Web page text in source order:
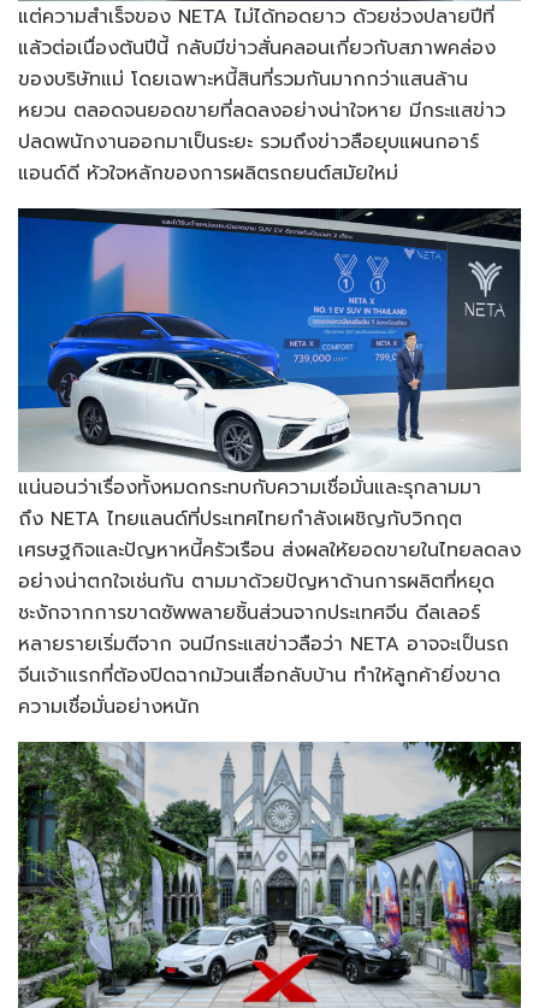
แต่ความสำเร็จของ NETA ไม่ได้ทอดยาว ด้วยช่วงปลายปีที่
แล้วต่อเนื่องต้นปีนี้ กลับมีข่าวสั่นคลอนเกี่ยวกับสภาพคล่อง
ของบริษัทแม่ โดยเฉพาะหนี้สินที่รวมกันมากกว่าแสนล้าน
หยวน ตลอดจนยอดขายที่ลดลงอย่างน่าใจหาย มีกระแสข่าว
ปลดพนักงานออกมาเป็นระยะ รวมถึงข่าวลือยุบแผนกอาร์
แอนด์ดี หัวใจหลักของการผลิตรถยนต์สมัยใหม่
แน่นอนว่าเรื่องทั้งหมดกระทบกับความเชื่อมั่นและรุกลามมา
ถึง NETA ไทยแลนด์ที่ประเทศไทยกำลังเผชิญกับวิกฤต
เศรษฐกิจและปัญหาหนี้ครัวเรือน ส่งผลให้ยอดขายในไทยลดลง
อย่างน่าตกใจเช่นกัน ตามมาด้วยปัญหาด้านการผลิตที่หยุด
ชะงักจากการขาดซัพพลายชิ้นส่วนจากประเทศจีน ดีลเลอร์
หลายรายเริ่มตีจาก จนมีกระแสข่าวลือว่า NETA อาจจะเป็นรถ
จีนเจ้าแรกที่ต้องปิดฉากม้วนเสื่อกลับบ้าน ทำให้ลูกค้ายิ่งขาด
ความเชื่อมั่นอย่างหนัก